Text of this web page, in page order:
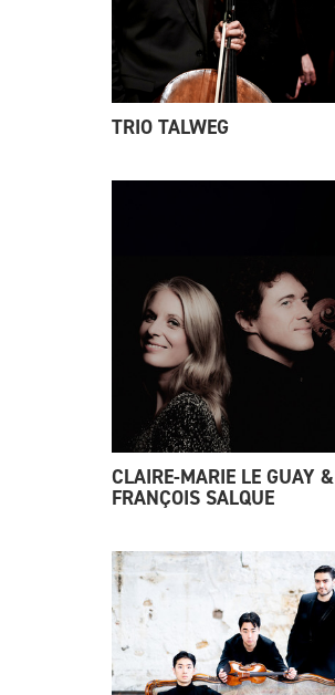
TRIO TALWEG
CLAIRE-MARIE LE GUAY &
FRANÇOIS SALQUE